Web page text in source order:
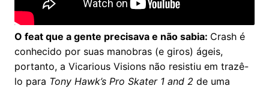
O feat que a gente precisava e não sabia: Crash é
conhecido por suas manobras (e giros) ágeis,
portanto, a Vicarious Visions não resistiu em trazê-
lo para Tony Hawk’s Pro Skater 1 and 2 de uma